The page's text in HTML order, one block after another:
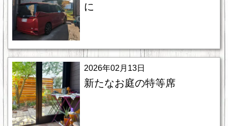
に
2026年02月13日
新たなお庭の特等席